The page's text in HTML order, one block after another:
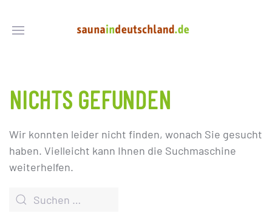
NICHTS GEFUNDEN
Wir konnten leider nicht finden, wonach Sie gesucht
haben. Vielleicht kann Ihnen die Suchmaschine
weiterhelfen.